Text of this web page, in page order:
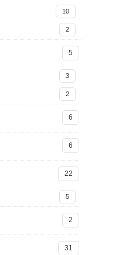
10
2
5
3
2
6
6
22
5
2
31